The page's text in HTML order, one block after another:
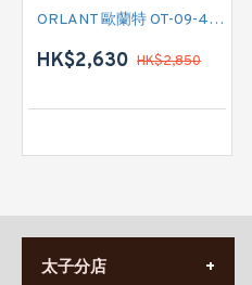
ORLANT 歐蘭特 OT-09-4CRV 電動晾衫架
HK$2,630 HK$2,850
太子分店